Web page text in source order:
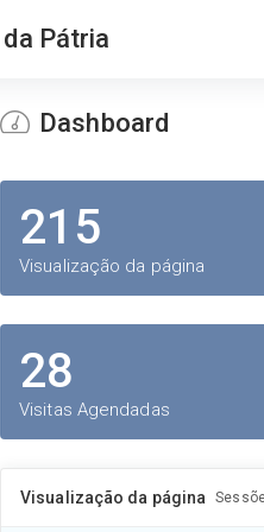
Pátria
Dashboard
215
Visualização da página
28
Visitas Agendadas
Visualização da página